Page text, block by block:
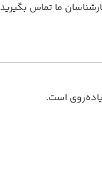
ما تماس بگیرید